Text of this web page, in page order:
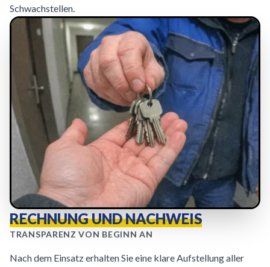
Schwachstellen.
RECHNUNG UND NACHWEIS
TRANSPARENZ VON BEGINN AN
Nach dem Einsatz erhalten Sie eine klare Aufstellung aller